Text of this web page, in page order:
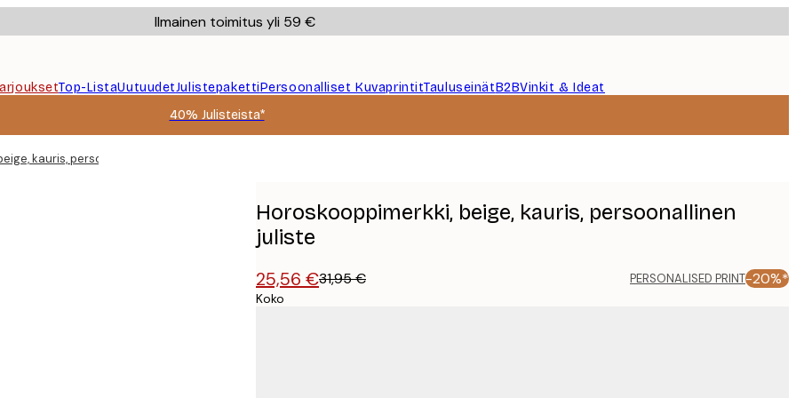
Ilmainen toimitus yli 59 €
Top-ListaUutuudetJulistepakettiPersoonalliset KuvaprintitTauluseinätB2BVinkit & Ideat
40% Julisteista*
kauris, persoonallinen juliste
Horoskooppimerkki, beige, kauris, persoonallinen
juliste
25,56 €31,95 € PERSONALISED PRINT-20%*
Koko